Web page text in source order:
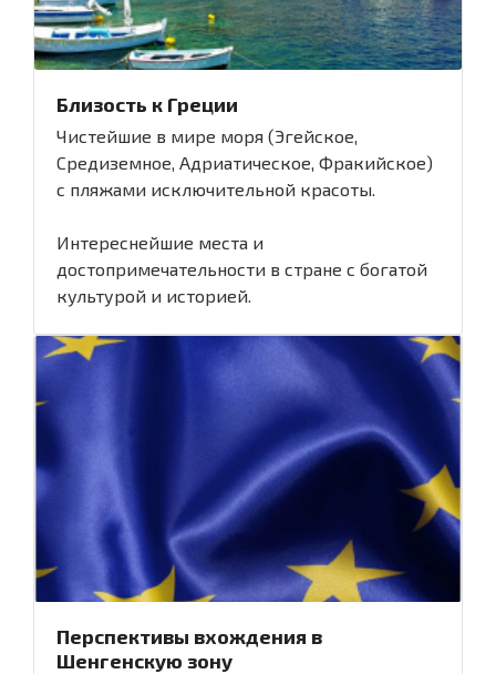
Близость к Греции
Чистейшие в мире моря (Эгейское,
Средиземное, Адриатическое, Фракийское)
с пляжами исключительной красоты.
Интереснейшие места и
достопримечательности в стране с богатой
культурой и историей.
Перспективы вхождения в
Шенгенскую зону